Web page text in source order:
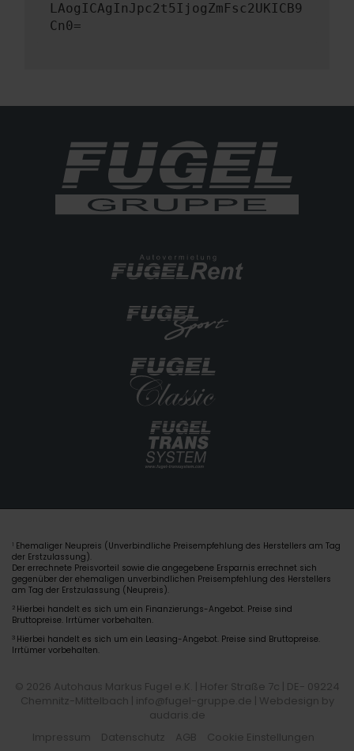
LAogICAgInJpc2t5IjogZmFsc2UKICB9
Cn0=
1 Ehemaliger Neupreis (Unverbindliche Preisempfehlung des Herstellers am Tag
der Erstzulassung).
Der errechnete Preisvorteil sowie die angegebene Ersparnis errechnet sich
gegenüber der ehemaligen unverbindlichen Preisempfehlung des Herstellers
am Tag der Erstzulassung (Neupreis).
2 Hierbei handelt es sich um ein Finanzierungs-Angebot. Preise sind
Bruttopreise. Irrtümer vorbehalten.
3 Hierbei handelt es sich um ein Leasing-Angebot. Preise sind Bruttopreise.
Irrtümer vorbehalten.
© 2026 Autohaus Markus Fugel e.K. | Hofer Straße 7c | DE- 09224
Chemnitz-Mittelbach | info@fugel-gruppe.de | Webdesign by
audaris.de
Impressum
Datenschutz AGB Cookie Einstellungen